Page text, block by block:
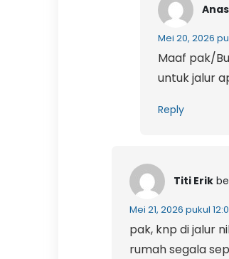
Mei 20, 2026
Maaf pak/
untuk jalur
Reply
Titi Erik
Mei 21, 2026 pukul
pak, knp di jalur
rumah segala